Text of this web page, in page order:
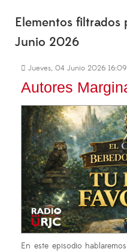
Elementos filtrados
Junio 2026
Jueves, 04 Junio 2026 16:09
Autores
En este episodio